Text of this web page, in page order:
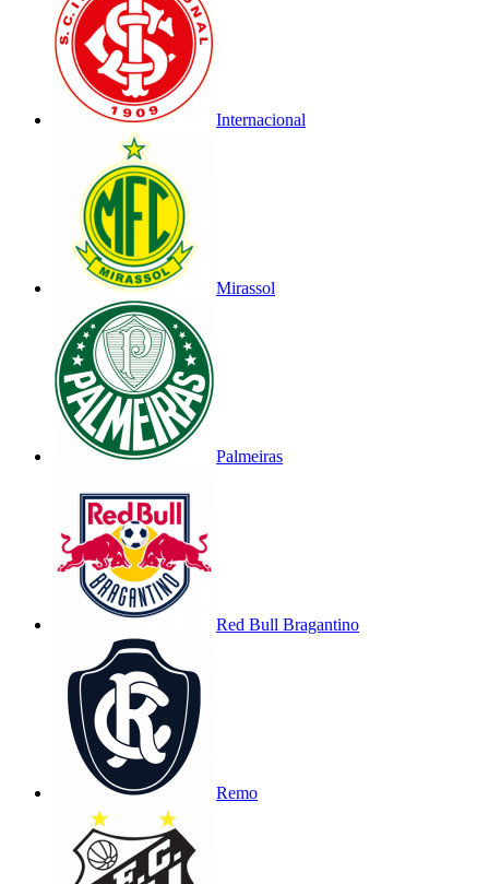
Internacional
Mirassol
Palmeiras
Red Bull Bragantino
Remo